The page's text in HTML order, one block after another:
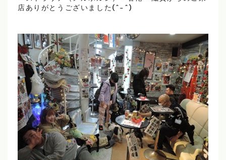
店ありがとうございました(^-^)